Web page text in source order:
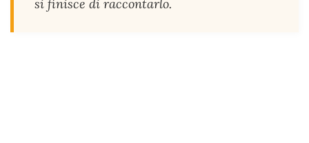
si finisce di raccontarlo.